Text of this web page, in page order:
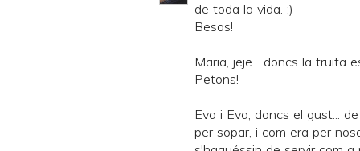
de toda la vida. ;)
Besos!
Maria, jeje... doncs la truita
Petons!
Eva i Eva, doncs el gust...
per sopar, i com era per